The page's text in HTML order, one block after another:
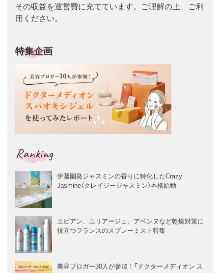
その収益を運営費に充てています。ご理解の上、ご利
用ください。
特集企画
Ranking
伊藤園発ジャスミンの香りに特化したCrazy
Jasmine（クレイジージャスミン）本格始動
エビアン、ユリアージュ、アベンヌなど乾燥対策に
役立つフランスのスプレーミスト特集
美容ブロガー30人が参加！「ドクターメディオン ス